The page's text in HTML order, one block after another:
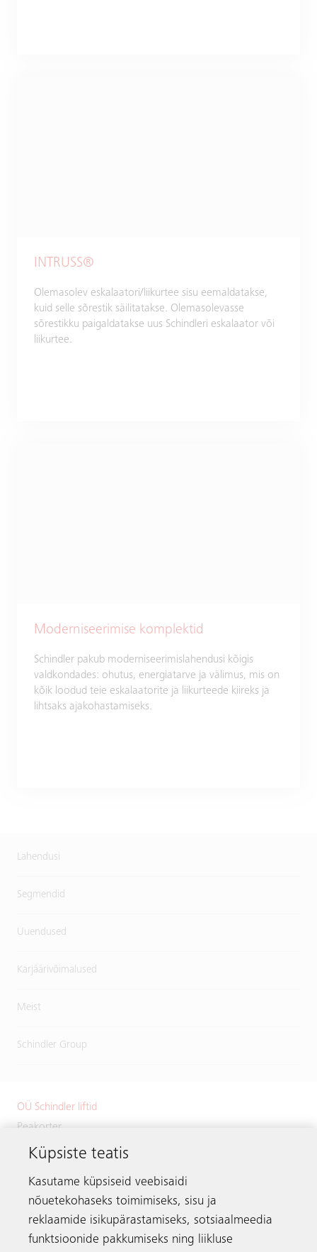
INTRUSS®
Olemasolev eskalaatori/liikurtee sisu eemaldatakse,
kuid selle sõrestik säilitatakse. Olemasolevasse
sõrestikku paigaldatakse uus Schindleri eskalaator või
liikurtee.
Moderniseerimise komplektid
Schindler pakub moderniseerimislahendusi kõigis
valdkondades: ohutus, energiatarve ja välimus, mis on
kõik loodud teie eskalaatorite ja liikurteede kiireks ja
lihtsaks ajakohastamiseks.
Lahendusi
Segmendid
Uuendused
Karjäärivõimalused
Meist
Schindler Group
OÜ Schindler liftid
Peakorter
Väike-Paala 1
Estonia
Telefon:+372 601 2222
Küpsiste teatis
Kasutame küpsiseid veebisaidi
nõuetekohaseks toimimiseks, sisu ja
reklaamide isikupärastamiseks, sotsiaalmeedia
funktsioonide pakkumiseks ning liikluse